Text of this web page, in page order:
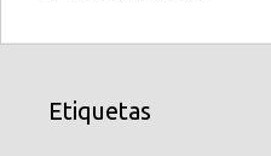
Etiquetas